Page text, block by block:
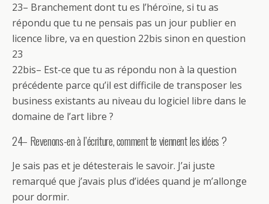
23– Branchement dont tu es l’héroïne, si tu as
répondu que tu ne pensais pas un jour publier en
licence libre, va en question 22bis sinon en question
23
22bis– Est-ce que tu as répondu non à la question
précédente parce qu’il est difficile de transposer les
business existants au niveau du logiciel libre dans le
domaine de l’art libre ?
24– Revenons-en à l’écriture, comment te viennent les idées ?
Je sais pas et je détesterais le savoir. J’ai juste
remarqué que j’avais plus d’idées quand je m’allonge
pour dormir.